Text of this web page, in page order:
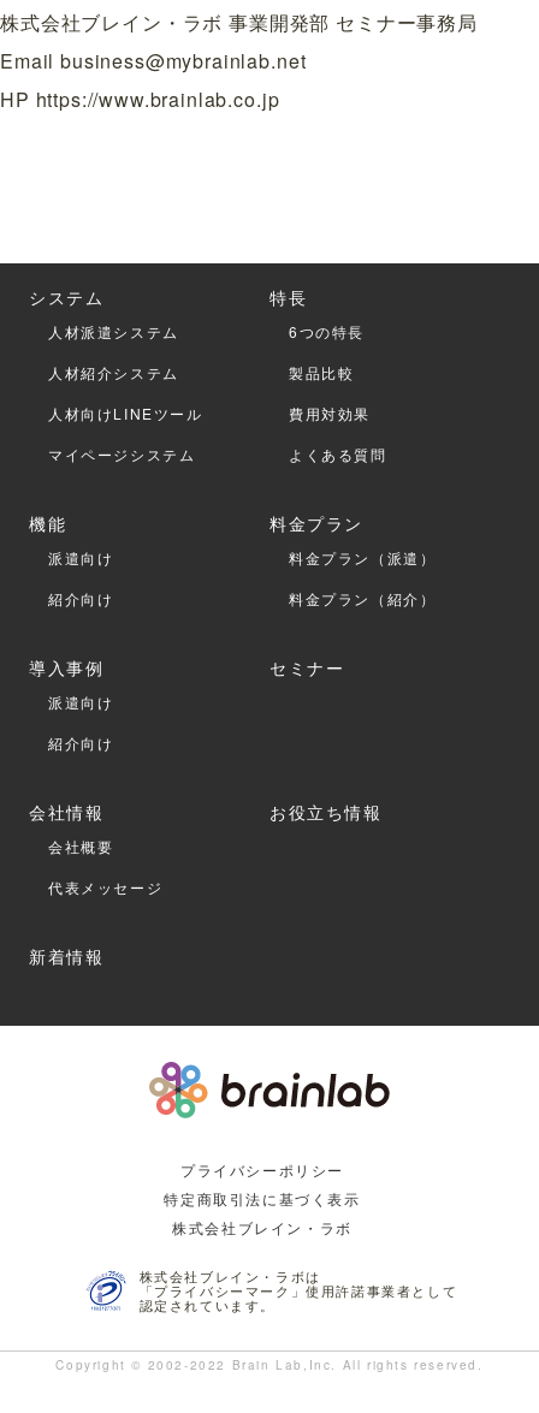
株式会社ブレイン・ラボ 事業開発部 セミナー事務局
Emailbusiness@mybrainlab.net
HP https://www.brainlab.co.jp
システム
人材派遣システム
人材紹介システム
人材向けLINEツール
マイページシステム
特長
6つの特長
製品比較
費用対効果
よくある質問
機能
派遣向け
紹介向け
料金プラン
料金プラン（派遣）
料金プラン（紹介）
導入事例
派遣向け
紹介向け
セミナー
会社情報
会社概要
代表メッセージ
お役立ち情報
新着情報
プライバシーポリシー
特定商取引法に基づく表示
株式会社ブレイン・ラボ
株式会社ブレイン・ラボは
「プライバシーマーク」使用許諾事業者として
認定されています。
Copyright © 2002-2022 Brain Lab,Inc. All rights reserved.